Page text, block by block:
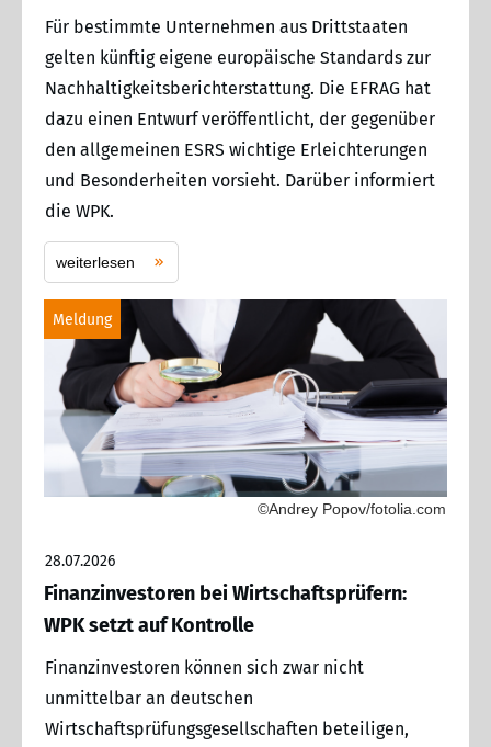
Für bestimmte Unternehmen aus Drittstaaten
gelten künftig eigene europäische Standards zur
Nachhaltigkeitsberichterstattung. Die EFRAG hat
dazu einen Entwurf veröffentlicht, der gegenüber
den allgemeinen ESRS wichtige Erleichterungen
und Besonderheiten vorsieht. Darüber informiert
die WPK.
weiterlesen
Meldung
©Andrey Popov/fotolia.com
28.07.2026
Finanzinvestoren bei Wirtschaftsprüfern:
WPK setzt auf Kontrolle
Finanzinvestoren können sich zwar nicht
unmittelbar an deutschen
Wirtschaftsprüfungsgesellschaften beteiligen,